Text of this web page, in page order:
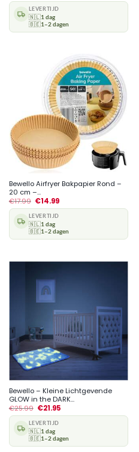
LEVERTIJD
🇳🇱1 dag
🇧🇪1–2 dagen
Bewello Airfryer Bakpapier Rond –
20 cm –...
€17.99 €14.99
LEVERTIJD
🇳🇱1 dag
🇧🇪1–2 dagen
Bewello – Kleine Lichtgevende
GLOW in the DARK...
€25.99 €21.95
LEVERTIJD
🇳🇱1 dag
🇧🇪1–2 dagen